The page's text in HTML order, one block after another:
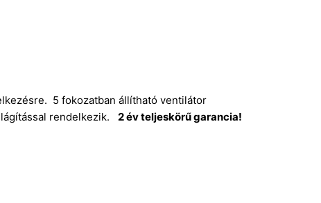
5 fokozatban állítható ventilátor
rendelkezik. 2 év teljeskörű garancia!